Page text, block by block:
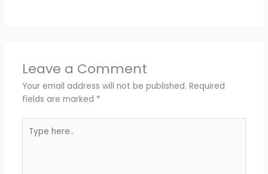
Leave a Comment
Your email address will not be published. Required
fields are marked *
here..